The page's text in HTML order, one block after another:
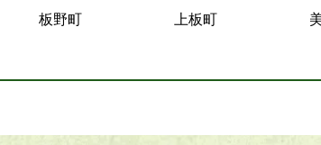
板野町 上板町